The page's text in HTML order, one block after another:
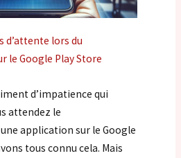
d’attente lors du
le Google Play Store
d’impatience qui
attendez le
application sur le Google
tous connu cela. Mais